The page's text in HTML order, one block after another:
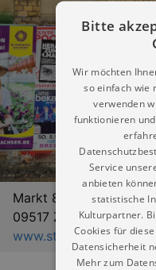
Markt 82
09517 Zöblitz
www.stadtkirche-
Bitte
Wir möchten
so einfach wie
verwenden
funktionieren
Service
anbieten
statistische
Kulturpartner.
Cookies für
Datensicherheit
Mehr zum